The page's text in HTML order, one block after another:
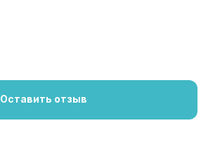
Оставить отзыв